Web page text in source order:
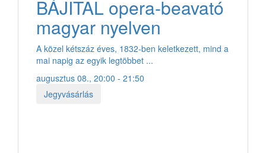
BÁJITAL opera-beavató
magyar nyelven
A közel kétszáz éves, 1832-ben keletkezett, mind a
mai napig az egyik legtöbbet ...
augusztus 08., 20:00 - 21:50
Jegyvásárlás